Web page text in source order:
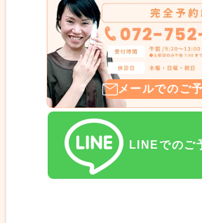
メールでのご
LINEでのご